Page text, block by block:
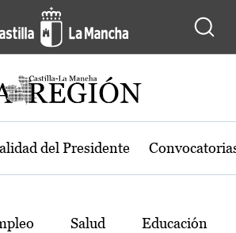
región de Castilla-La
del Presidente
Salud Educación